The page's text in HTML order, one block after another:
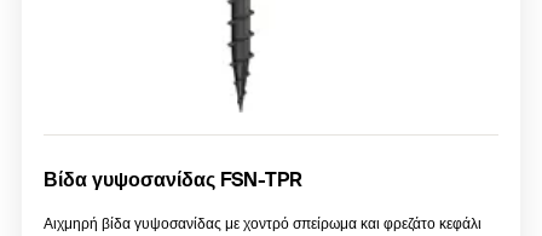
Βίδα γυψοσανίδας FSN-TPR
Αιχμηρή βίδα γυψοσανίδας με χοντρό σπείρωμα και φρεζάτο κεφάλι